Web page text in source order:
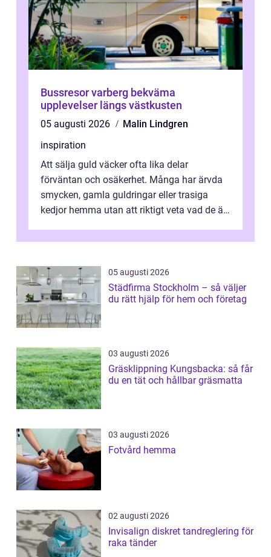
Bussresor varberg bekväma
upplevelser längs västkusten
05 augusti 2026
Malin Lindgren
inspiration
Att sälja guld väcker ofta lika delar
förväntan och osäkerhet. Många har ärvda
smycken, gamla guldringar eller trasiga
kedjor hemma utan att riktigt veta vad de är
05 augusti 2026
Städfirma Stockholm – så väljer
du rätt hjälp för hem och företag
03 augusti 2026
Gräsklippning Kungsbacka: så får
du en tät och hållbar gräsmatta
03 augusti 2026
Fotvård hemma
02 augusti 2026
Invisalign diskret tandreglering för
raka tänder